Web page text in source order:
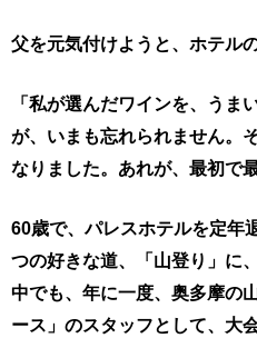
父を元気付けようと、ホテル
「私が選んだワインを、うま
が、 いまも忘れられません。
なりました。 あれが、最初で
60歳で、パレスホテルを定年
つの好きな道、「山登り」に
中でも、年に一度、奥多摩の
ース」のスタッフとして、大